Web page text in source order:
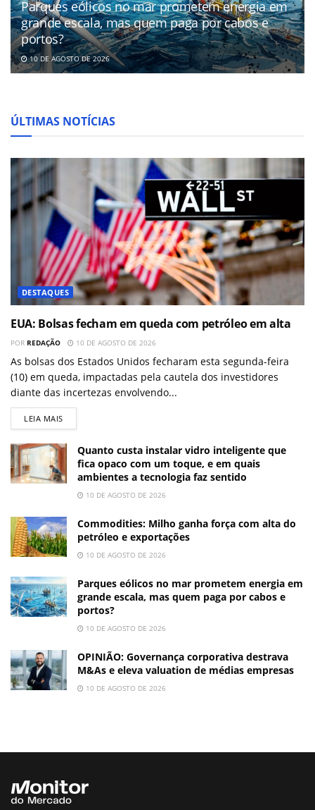
Parques eólicos no mar prometem energia em
grande escala, mas quem paga por cabos e
portos?
10 DE AGOSTO DE 2026
ÚLTIMAS NOTÍCIAS
DESTAQUES
EUA: Bolsas fecham em queda com petróleo em alta
POR REDAÇÃO 10 DE AGOSTO DE 2026
As bolsas dos Estados Unidos fecharam esta segunda-feira
(10) em queda, impactadas pela cautela dos investidores
diante das incertezas envolvendo...
LEIA MAIS
Quanto custa instalar vidro inteligente que
fica opaco com um toque, e em quais
ambientes a tecnologia faz sentido
10 DE AGOSTO DE 2026
Commodities: Milho ganha força com alta do
petróleo e exportações
10 DE AGOSTO DE 2026
Parques eólicos no mar prometem energia em
grande escala, mas quem paga por cabos e
portos?
10 DE AGOSTO DE 2026
OPINIÃO: Governança corporativa destrava
M&As e eleva valuation de médias empresas
10 DE AGOSTO DE 2026